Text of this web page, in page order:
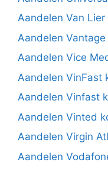
Aandelen Van Lier
Aandelen
Aandelen Vice
Aandelen VinFast
Aandelen Vinfast
Aandelen Vinted
Aandelen Virgin
Aandelen